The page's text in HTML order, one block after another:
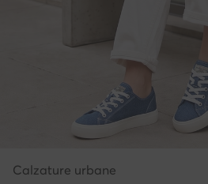
Calzature urbane